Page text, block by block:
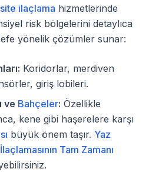
ilaçlama hizmetlerinde
risk bölgelerini detaylıca
yönelik çözümler sunar:
Koridorlar, merdiven
giriş lobileri.
ve Bahçeler: Özellikle
kene gibi haşerelere karşı
büyük önem taşır. Yaz
Tam Zamanı